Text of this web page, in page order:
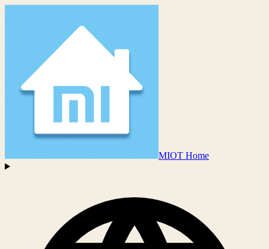
MIOT Home